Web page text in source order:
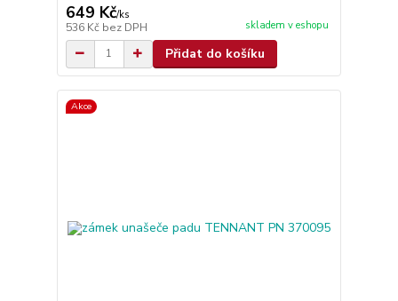
649 Kč/ks
536 Kč bez DPH skladem v eshopu
Přidat do košíku
Akce